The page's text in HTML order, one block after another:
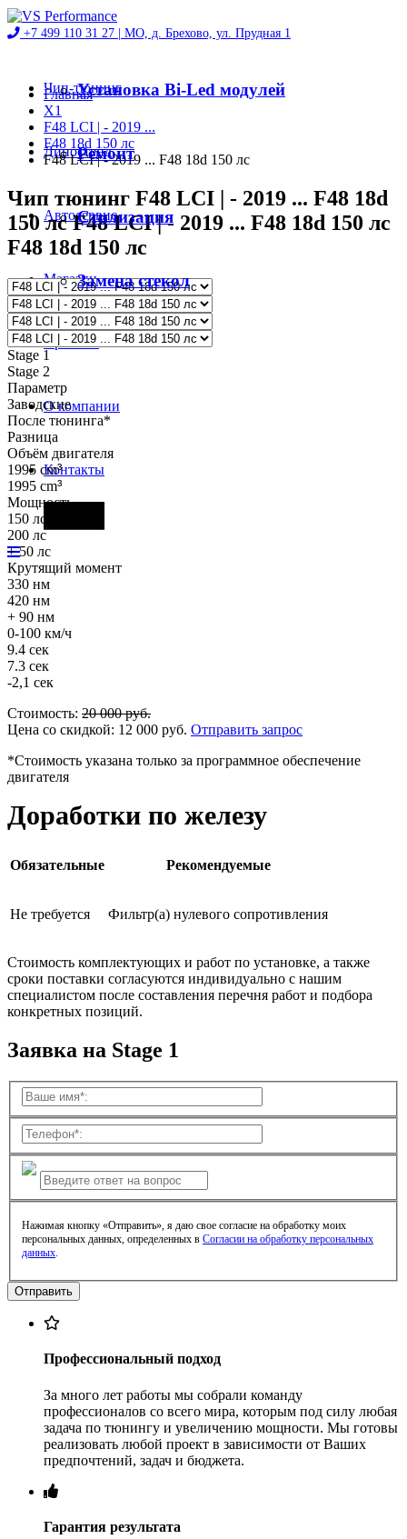
+7 499 110 31 27 | МО, д. Брехово, ул. Прудная 1
Чип-тюнинг
Диностенд
Автосервис
Магазин
Проекты
О компании
Контакты
Установка Bi-Led модулей
Ремонт
Стилизация
Замена стекол
Главная
X1
F48 LCI | - 2019 ...
F48 18d 150 лс
F48 LCI | - 2019 ... F48 18d 150 лс
Чип тюнинг F48 LCI | - 2019 ... F48 18d
150 лс F48 LCI | - 2019 ... F48 18d 150 лс
F48 18d 150 лс
Stage 1
Stage 2
Параметр
Заводские
После тюнинга*
Разница
Объём двигателя
1995 cm³
1995 cm³
Мощность
150 лс
200 лс
+ 50 лс
Крутящий момент
330 нм
420 нм
+ 90 нм
0-100 км/ч
9.4 сек
7.3 сек
-2,1 сек
Стоимость: 20 000руб.
Цена со скидкой: 12 000 руб. Отправить запрос
*Стоимость указана только за программное обеспечение
двигателя
Доработки по железу
Обязательные Рекомендуемые
Не требуется Фильтр(а) нулевого сопротивления
Стоимость комплектующих и работ по установке, а также
сроки поставки согласуются индивидуально с нашим
специалистом после составления перечня работ и подбора
конкретных позиций.
Заявка на Stage 1
Нажимая кнопку «Отправить», я даю свое согласие на обработку моих
персональных данных, определенных в Согласии на обработку персональных
данных.
Профессиональный подход
За много лет работы мы собрали команду
профессионалов со всего мира, которым под силу любая
задача по тюнингу и увеличению мощности. Мы готовы
реализовать любой проект в зависимости от Ваших
предпочтений, задач и бюджета.
Гарантия результата